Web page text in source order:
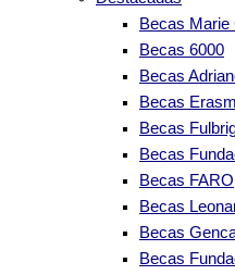
Becas Marie
Becas 6000
Becas
Becas
Becas
Becas
Becas FARO
Becas
Becas
Becas